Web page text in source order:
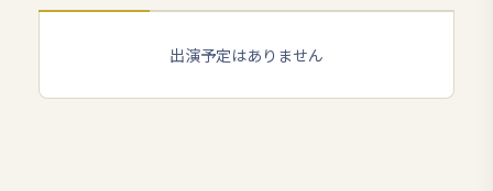
出演予定はありません